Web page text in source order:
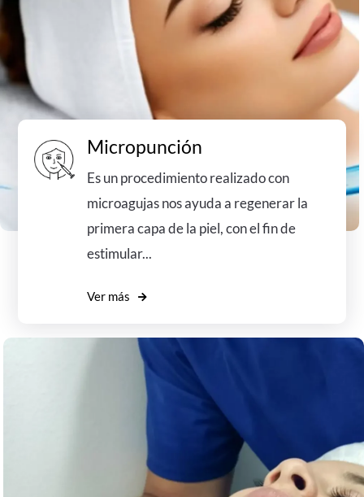
Micropunción
Es un procedimiento realizado con
microagujas nos ayuda a regenerar la
primera capa de la piel, con el fin de
estimular...
Ver más